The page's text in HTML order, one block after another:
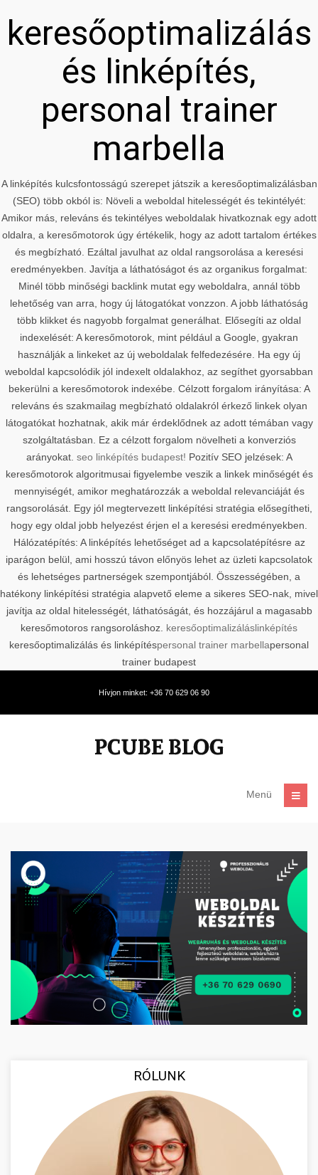
keresőoptimalizálás
és linképítés,
personal trainer
marbella
A linképítés kulcsfontosságú szerepet játszik a keresőoptimalizálásban
(SEO) több okból is: Növeli a weboldal hitelességét és tekintélyét:
Amikor más, releváns és tekintélyes weboldalak hivatkoznak egy adott
oldalra, a keresőmotorok úgy értékelik, hogy az adott tartalom értékes
és megbízható. Ezáltal javulhat az oldal rangsorolása a keresési
eredményekben. Javítja a láthatóságot és az organikus forgalmat:
Minél több minőségi backlink mutat egy weboldalra, annál több
lehetőség van arra, hogy új látogatókat vonzzon. A jobb láthatóság
több klikket és nagyobb forgalmat generálhat. Elősegíti az oldal
indexelését: A keresőmotorok, mint például a Google, gyakran
használják a linkeket az új weboldalak felfedezésére. Ha egy új
weboldal kapcsolódik jól indexelt oldalakhoz, az segíthet gyorsabban
bekerülni a keresőmotorok indexébe. Célzott forgalom irányítása: A
releváns és szakmailag megbízható oldalakról érkező linkek olyan
látogatókat hozhatnak, akik már érdeklődnek az adott témában vagy
szolgáltatásban. Ez a célzott forgalom növelheti a konverziós
arányokat. seo linképítés budapest! Pozitív SEO jelzések: A
keresőmotorok algoritmusai figyelembe veszik a linkek minőségét és
mennyiségét, amikor meghatározzák a weboldal relevanciáját és
rangsorolását. Egy jól megtervezett linképítési stratégia elősegítheti,
hogy egy oldal jobb helyezést érjen el a keresési eredményekben.
Hálózatépítés: A linképítés lehetőséget ad a kapcsolatépítésre az
iparágon belül, ami hosszú távon előnyös lehet az üzleti kapcsolatok
és lehetséges partnerségek szempontjából. Összességében, a
hatékony linképítési stratégia alapvető eleme a sikeres SEO-nak, mivel
javítja az oldal hitelességét, láthatóságát, és hozzájárul a magasabb
keresőmotoros rangsoroláshoz. keresőoptimalizáláslinképítés
keresőoptimalizálás és linképítéspersonal trainer marbellapersonal
trainer budapest
Hívjon minket: +36 70 629 06 90
Menü
RÓLUNK